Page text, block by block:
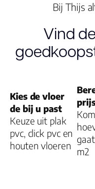
Bij Thijs
Vind
Kies de vloer
de bij u past
Keuze uit plak
pvc, click pvc en
houten vloeren
m2